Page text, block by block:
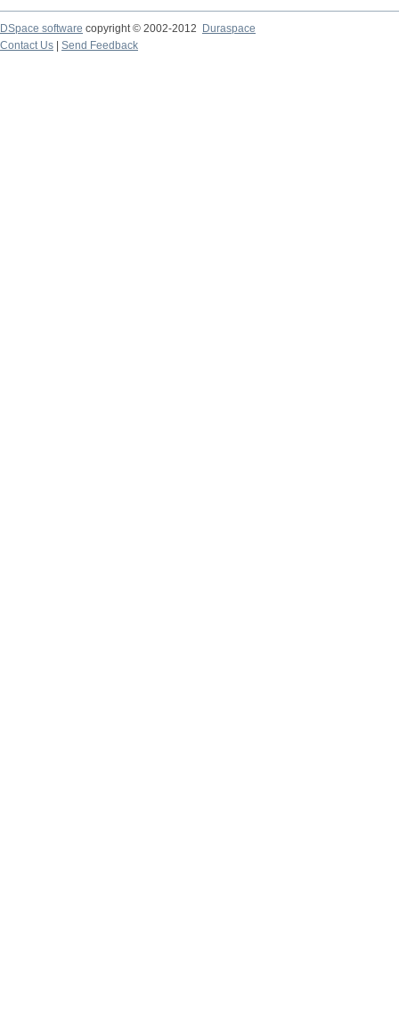
DSpace software copyright © 2002-2012
Duraspace
Contact Us
Send Feedback